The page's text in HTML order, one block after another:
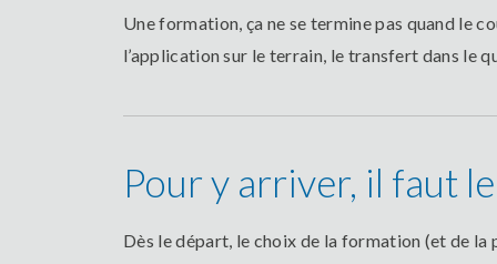
Une formation, ça ne se termine pas quand le
l’application sur le terrain, le transfert dans le
Pour y arriver, il faut
Dès le départ, le choix de la formation (et de